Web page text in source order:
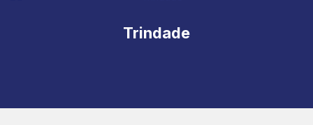
Trindade